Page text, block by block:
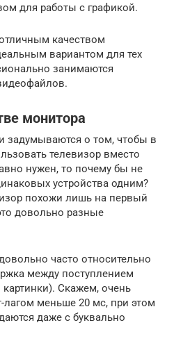
для работы с графикой.
качеством
вариантом для тех
занимаются
монитора
задумываются о том, чтобы в
телевизор вместо
нужен, то почему бы не
устройства одним?
похожи лишь на первый
довольно разные
часто относительно
между поступлением
Скажем, очень
лагом меньше 20 мс, при этом
даже с буквально